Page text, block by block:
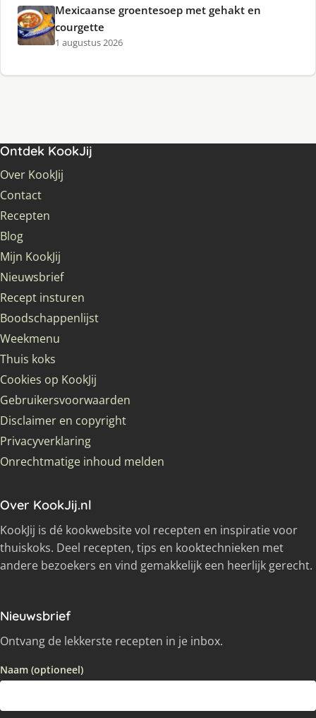
Mexicaanse groentesoep met gehakt en
courgette
1 augustus 2026
Ontdek KookJij
Over KookJij
Contact
Recepten
Blog
Mijn KookJij
Nieuwsbrief
Recept insturen
Boodschappenlijst
Weekmenu
Thuis koks
Cookies op KookJij
Gebruikersvoorwaarden
Disclaimer en copyright
Privacyverklaring
Onrechtmatige inhoud melden
Over KookJij.nl
KookJij is dé kookwebsite vol recepten en inspiratie voor
thuiskoks. Deel recepten, tips en kooktechnieken met
andere bezoekers en vind gemakkelijk een heerlijk gerecht.
Nieuwsbrief
Ontvang de lekkerste recepten in je inbox.
Naam (optioneel)